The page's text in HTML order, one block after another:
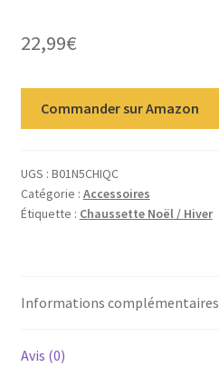
22,99€
Commander sur Amazon
UGS : B01N5CHIQC
Catégorie : Accessoires
Étiquette : Chaussette Noël / Hiver
Informations complémentaires
Avis (0)